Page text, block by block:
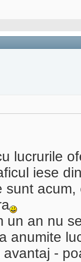
lucrurile
iese
sunt
un an nu
anumite
-